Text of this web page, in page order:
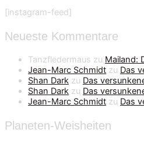
[instagram-feed]
Neueste Kommentare
Tanzfledermaus zu Mailand:
Jean-Marc Schmidt zu Das
Shan Dark zu Das
Shan Dark zu Das
Jean-Marc Schmidt zu Das
Planeten-Weisheiten